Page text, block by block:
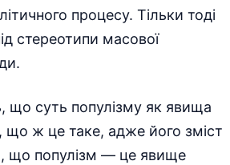
процесу. Тільки тоді
стереотипи масової
що суть популізму як явища
що ж це таке, адже його зміст
що популізм — це явище